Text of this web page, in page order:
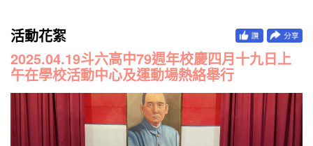
活動花絮
2025.04.19斗六高中79週年校慶四月十九日上
午在學校活動中心及運動場熱絡舉行